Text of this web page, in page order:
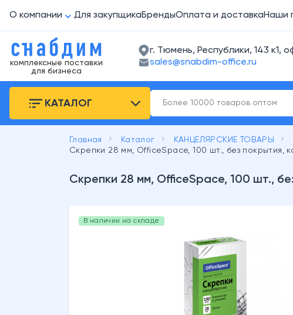
О компании Для закупщикаБрендыОплата и доставкаНаши
комплексные поставки
для бизнеса
г. Тюмень, Республики, 143 к1,
sales@snabdim-office.ru
КАТАЛОГ
Главная keyboard_arrow_right Каталог keyboard_arrow_right КАНЦЕЛЯРСКИЕ ТОВАРЫ keyboard_arrow_right
Скрепки 28 мм, OfficeSpace, 100 шт., без покрытия,
Скрепки 28 мм, OfficeSpace, 100 шт.,
В наличии на складе